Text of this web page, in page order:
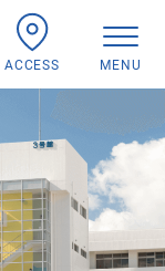
ACCESS MENU